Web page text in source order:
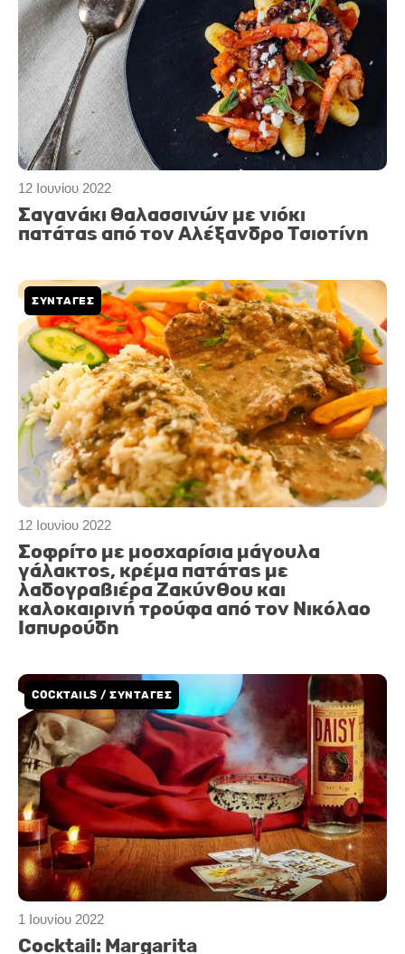
12 Ιουνίου 2022
Σαγανάκι Θαλασσινών με νιόκι
πατάτας από τον Αλέξανδρο Τσιοτίνη
12 Ιουνίου 2022
ΣΥΝΤΑΓΕΣ
Σοφρίτο με μοσχαρίσια μάγουλα
γάλακτος, κρέμα πατάτας με
λαδογραβιέρα Ζακύνθου και
καλοκαιρινή τρούφα από τον Νικόλαο
Ισπυρούδη
1 Ιουνίου 2022
COCKTAILS / ΣΥΝΤΑΓΕΣ
Cocktail: Margarita